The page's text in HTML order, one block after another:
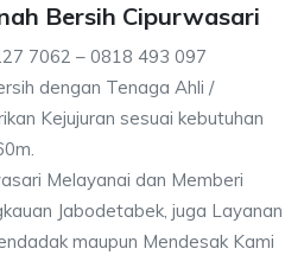
Bersih Cipurwasari
7062 – 0818 493 097
dengan Tenaga Ahli /
Kejujuran sesuai kebutuhan
Melayanai dan Memberi
Jabodetabek, juga Layanan
maupun Mendesak Kami